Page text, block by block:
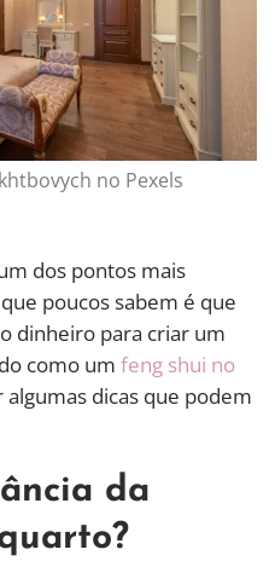
no Pexels
dos pontos mais
poucos sabem é que
dinheiro para criar um
como um feng shui no
algumas dicas que podem
da